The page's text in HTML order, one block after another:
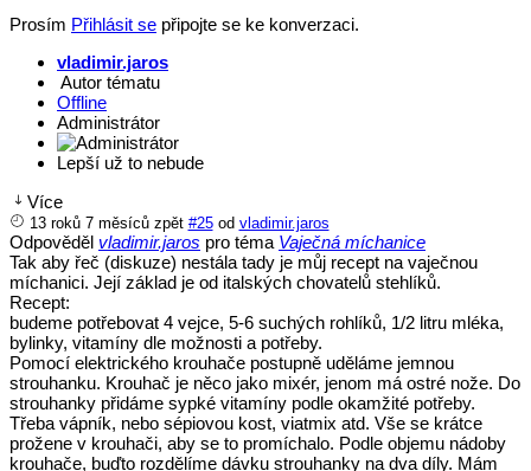
Prosím Přihlásit se připojte se ke konverzaci.
vladimir.jaros
Autor tématu
Offline
Administrátor
Lepší už to nebude
Více
13 roků 7 měsíců zpět #25 od vladimir.jaros
Odpověděl vladimir.jaros pro téma Vaječná míchanice
Tak aby řeč (diskuze) nestála tady je můj recept na vaječnou
míchanici. Její základ je od italských chovatelů stehlíků.
Recept:
budeme potřebovat 4 vejce, 5-6 suchých rohlíků, 1/2 litru mléka,
bylinky, vitamíny dle možnosti a potřeby.
Pomocí elektrického krouhače postupně uděláme jemnou
strouhanku. Krouhač je něco jako mixér, jenom má ostré nože. Do
strouhanky přidáme sypké vitamíny podle okamžité potřeby.
Třeba vápník, nebo sépiovou kost, viatmix atd. Vše se krátce
prožene v krouhači, aby se to promíchalo. Podle objemu nádoby
krouhače, buďto rozdělíme dávku strouhanky na dva díly. Mám